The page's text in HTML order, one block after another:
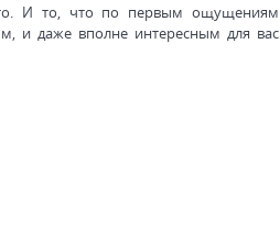
И то, что по первым ощущениям
и даже вполне интересным для вас